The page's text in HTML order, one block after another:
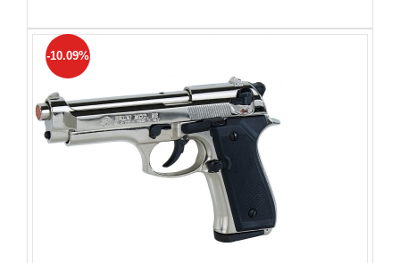
-10.09%